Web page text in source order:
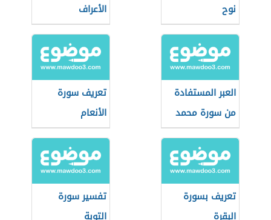
نوح
الأعراف
العبر المستفادة
من سورة محمد
تعريف سورة
الأنعام
تعريف بسورة
البقرة
تفسير سورة
التوبة